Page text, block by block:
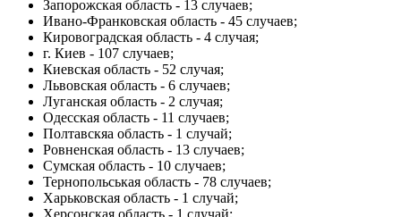
Запорожская область - 13 случаев;
Ивано-Франковская область - 45 случаев;
Кировоградская область - 4 случая;
г. Киев - 107 случаев;
Киевская область - 52 случая;
Львовская область - 6 случаев;
Луганская область - 2 случая;
Одесская область - 11 случаев;
Полтавскяа область - 1 случай;
Ровненская область - 13 случаев;
Сумская область - 10 случаев;
Тернопольськая область - 78 случаев;
Харьковская область - 1 случай;
Херсонская область - 1 случай;